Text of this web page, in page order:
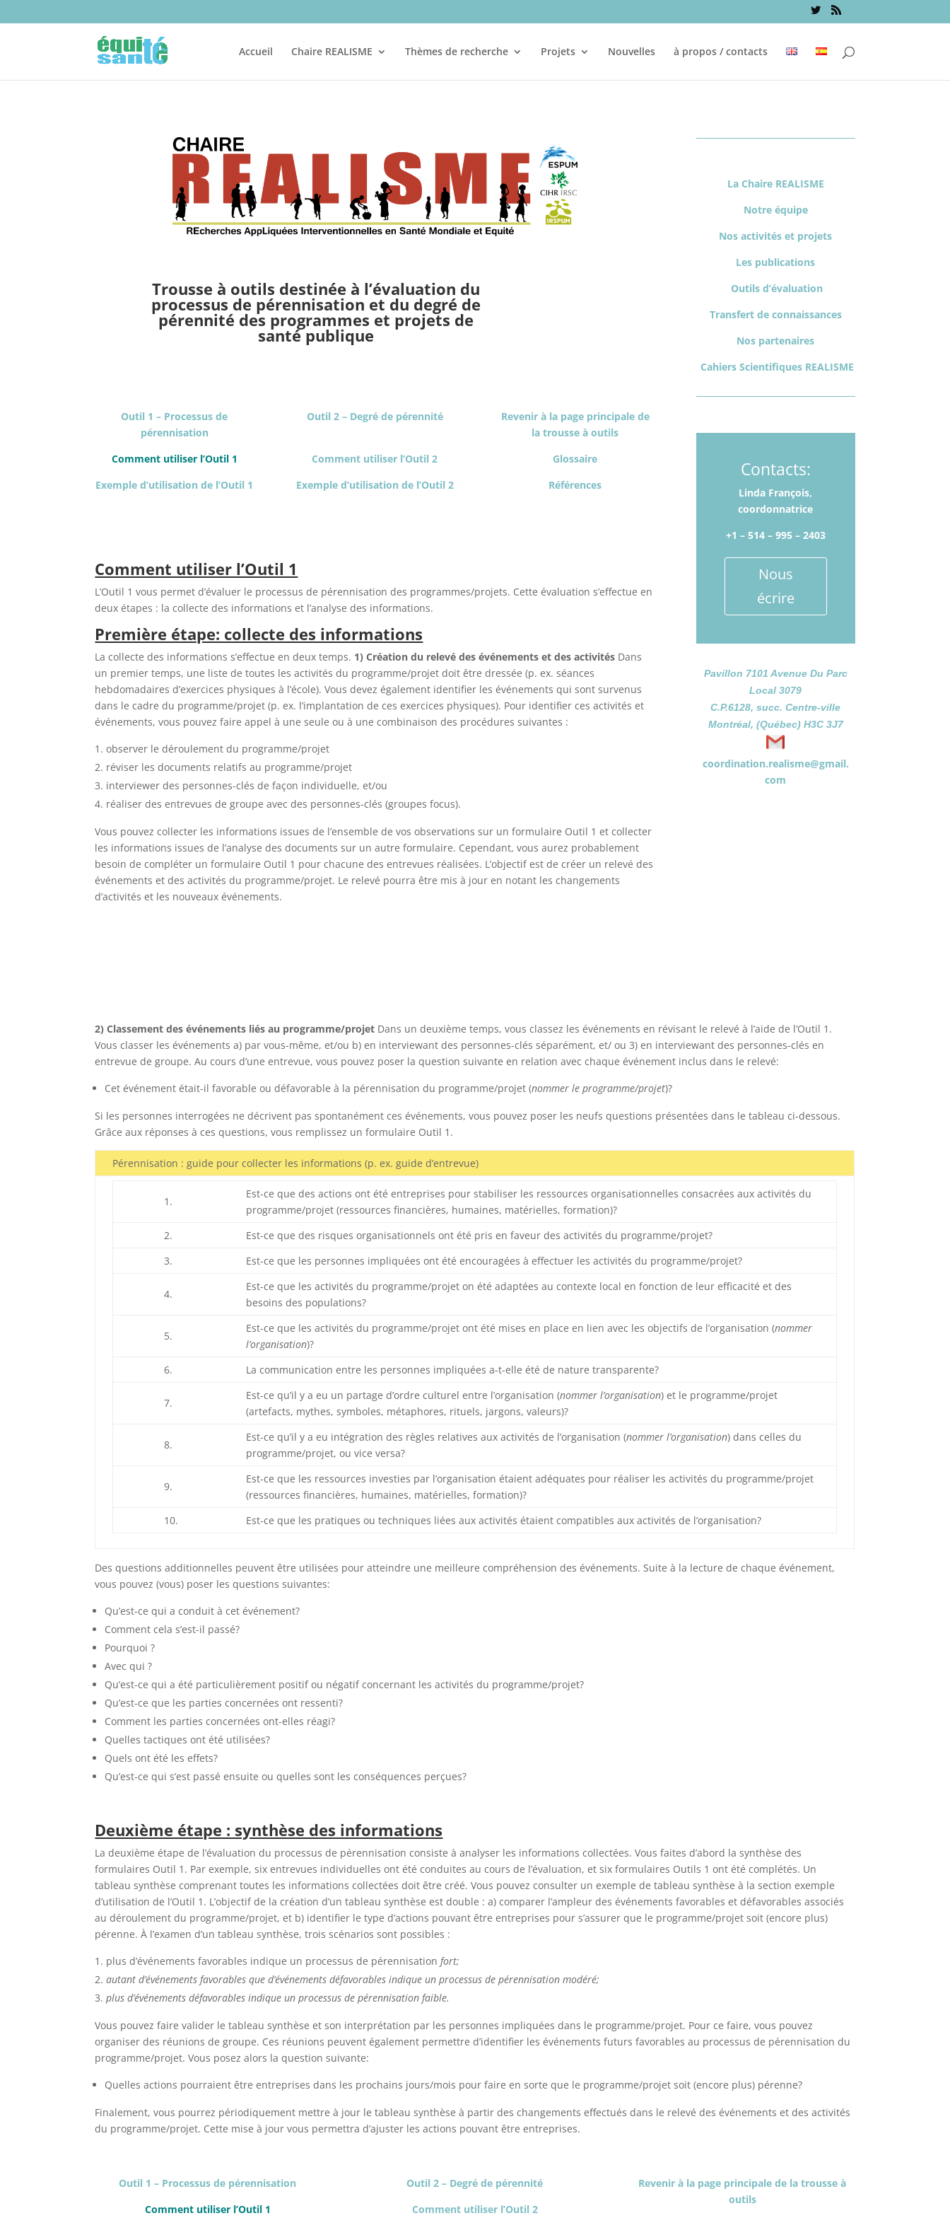
Accueil Chaire REALISME Thèmes de recherche Projets Nouvelles à propos / contacts
Trousse à outils destinée à l’évaluation du
processus de pérennisation et du degré de
pérennité des programmes et projets de
santé publique
Outil 1 – Processus de
pérennisation
Comment utiliser l’Outil 1
Exemple d’utilisation de l’Outil 1
Outil 2 – Degré de pérennité
Comment utiliser l’Outil 2
Exemple d’utilisation de l’Outil 2
Revenir à la page principale de
la trousse à outils
Glossaire
Références
Comment utiliser l’Outil 1
L’Outil 1 vous permet d’évaluer le processus de pérennisation des programmes/projets. Cette évaluation s’effectue en
deux étapes : la collecte des informations et l’analyse des informations.
Première étape: collecte des informations
La collecte des informations s’effectue en deux temps. 1) Création du relevé des événements et des activités Dans
un premier temps, une liste de toutes les activités du programme/projet doit être dressée (p. ex. séances
hebdomadaires d’exercices physiques à l’école). Vous devez également identifier les événements qui sont survenus
dans le cadre du programme/projet (p. ex. l’implantation de ces exercices physiques). Pour identifier ces activités et
événements, vous pouvez faire appel à une seule ou à une combinaison des procédures suivantes :
observer le déroulement du programme/projet
réviser les documents relatifs au programme/projet
interviewer des personnes-clés de façon individuelle, et/ou
réaliser des entrevues de groupe avec des personnes-clés (groupes focus).
Vous pouvez collecter les informations issues de l’ensemble de vos observations sur un formulaire Outil 1 et collecter
les informations issues de l’analyse des documents sur un autre formulaire. Cependant, vous aurez probablement
besoin de compléter un formulaire Outil 1 pour chacune des entrevues réalisées. L’objectif est de créer un relevé des
événements et des activités du programme/projet. Le relevé pourra être mis à jour en notant les changements
d’activités et les nouveaux événements.
La Chaire REALISME
Notre équipe
Nos activités et projets
Les publications
Outils d’évaluation
Transfert de connaissances
Nos partenaires
Cahiers Scientifiques REALISME
Contacts:
Linda François,
coordonnatrice
+1 – 514­ – 995 – 2403
Nous
écrire
Pavillon 7101 Avenue Du Parc
Local 3079
C.P.6128, succ. Centre-ville
Montréal, (Québec) H3C 3J7
coordination.realisme@gmail.
com
2) Classement des événements liés au programme/projet Dans un deuxième temps, vous classez les événements en révisant le relevé à l’aide de l’Outil 1.
Vous classer les événements a) par vous-même, et/ou b) en interviewant des personnes-clés séparément, et/ ou 3) en interviewant des personnes-clés en
entrevue de groupe. Au cours d’une entrevue, vous pouvez poser la question suivante en relation avec chaque événement inclus dans le relevé:
Cet événement était-il favorable ou défavorable à la pérennisation du programme/projet (nommer le programme/projet)?
Si les personnes interrogées ne décrivent pas spontanément ces événements, vous pouvez poser les neufs questions présentées dans le tableau ci-dessous.
Grâce aux réponses à ces questions, vous remplissez un formulaire Outil 1.
Pérennisation : guide pour collecter les informations (p. ex. guide d’entrevue)
1.
Est-ce que des actions ont été entreprises pour stabiliser les ressources organisationnelles consacrées aux activités du
programme/projet (ressources financières, humaines, matérielles, formation)?
2.
Est-ce que des risques organisationnels ont été pris en faveur des activités du programme/projet?
3.
Est-ce que les personnes impliquées ont été encouragées à effectuer les activités du programme/projet?
4.
Est-ce que les activités du programme/projet on été adaptées au contexte local en fonction de leur efficacité et des
besoins des populations?
5.
Est-ce que les activités du programme/projet ont été mises en place en lien avec les objectifs de l’organisation (nommer
l’organisation)?
6.
La communication entre les personnes impliquées a-t-elle été de nature transparente?
7.
Est-ce qu’il y a eu un partage d’ordre culturel entre l’organisation (nommer l’organisation) et le programme/projet
(artefacts, mythes, symboles, métaphores, rituels, jargons, valeurs)?
8.
Est-ce qu’il y a eu intégration des règles relatives aux activités de l’organisation (nommer l’organisation) dans celles du
programme/projet, ou vice versa?
9.
Est-ce que les ressources investies par l’organisation étaient adéquates pour réaliser les activités du programme/projet
(ressources financières, humaines, matérielles, formation)?
10.
Est-ce que les pratiques ou techniques liées aux activités étaient compatibles aux activités de l’organisation?
Des questions additionnelles peuvent être utilisées pour atteindre une meilleure compréhension des événements. Suite à la lecture de chaque événement,
vous pouvez (vous) poser les questions suivantes:
Qu’est-ce qui a conduit à cet événement?
Comment cela s’est-il passé?
Pourquoi ?
Avec qui ?
Qu’est-ce qui a été particulièrement positif ou négatif concernant les activités du programme/projet?
Qu’est-ce que les parties concernées ont ressenti?
Comment les parties concernées ont-elles réagi?
Quelles tactiques ont été utilisées?
Quels ont été les effets?
Qu’est-ce qui s’est passé ensuite ou quelles sont les conséquences perçues?
Deuxième étape : synthèse des informations
La deuxième étape de l’évaluation du processus de pérennisation consiste à analyser les informations collectées. Vous faites d’abord la synthèse des
formulaires Outil 1. Par exemple, six entrevues individuelles ont été conduites au cours de l’évaluation, et six formulaires Outils 1 ont été complétés. Un
tableau synthèse comprenant toutes les informations collectées doit être créé. Vous pouvez consulter un exemple de tableau synthèse à la section exemple
d’utilisation de l’Outil 1. L’objectif de la création d’un tableau synthèse est double : a) comparer l’ampleur des événements favorables et défavorables associés
au déroulement du programme/projet, et b) identifier le type d’actions pouvant être entreprises pour s’assurer que le programme/projet soit (encore plus)
pérenne. À l’examen d’un tableau synthèse, trois scénarios sont possibles :
plus d’événements favorables indique un processus de pérennisationfort;
autant d’événements favorables que d’événements défavorables indique un processus de pérennisationmodéré;
plus d’événements défavorables indique un processus de pérennisationfaible.
Vous pouvez faire valider le tableau synthèse et son interprétation par les personnes impliquées dans le programme/projet. Pour ce faire, vous pouvez
organiser des réunions de groupe. Ces réunions peuvent également permettre d’identifier les événements futurs favorables au processus de pérennisation du
programme/projet. Vous posez alors la question suivante:
Quelles actions pourraient être entreprises dans les prochains jours/mois pour faire en sorte que le programme/projet soit (encore plus) pérenne?
Finalement, vous pourrez périodiquement mettre à jour le tableau synthèse à partir des changements effectués dans le relevé des événements et des activités
du programme/projet. Cette mise à jour vous permettra d’ajuster les actions pouvant être entreprises.
Outil 1 – Processus de pérennisation
Comment utiliser l’Outil 1
Outil 2 – Degré de pérennité
Comment utiliser l’Outil 2
Revenir à la page principale de la trousse à
outils